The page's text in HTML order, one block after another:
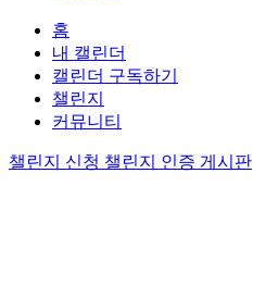
홈
내 캘린더
캘린더 구독하기
챌린지
커뮤니티
챌린지 신청 챌린지 인증 게시판